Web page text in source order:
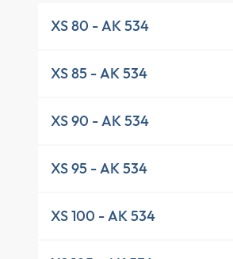
XS 80 - AK 534
XS 85 - AK 534
XS 90 - AK 534
XS 95 - AK 534
XS 100 - AK 534